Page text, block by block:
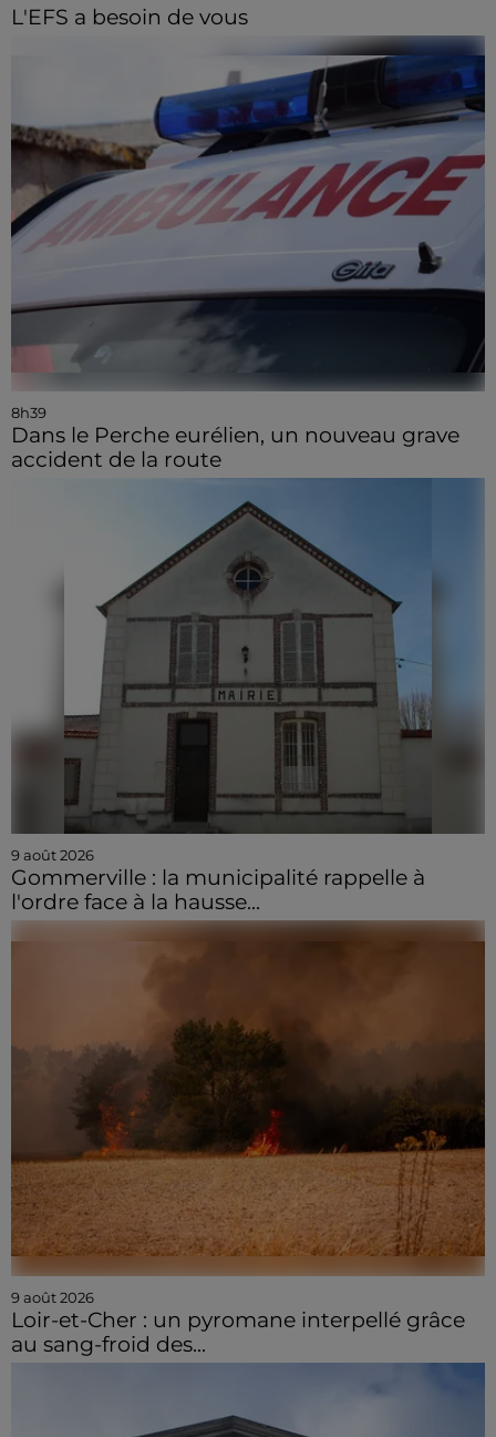
L'EFS a besoin de vous
8h39
Dans le Perche eurélien, un nouveau grave
accident de la route
9 août 2026
Gommerville : la municipalité rappelle à
l'ordre face à la hausse...
9 août 2026
Loir-et-Cher : un pyromane interpellé grâce
au sang-froid des...